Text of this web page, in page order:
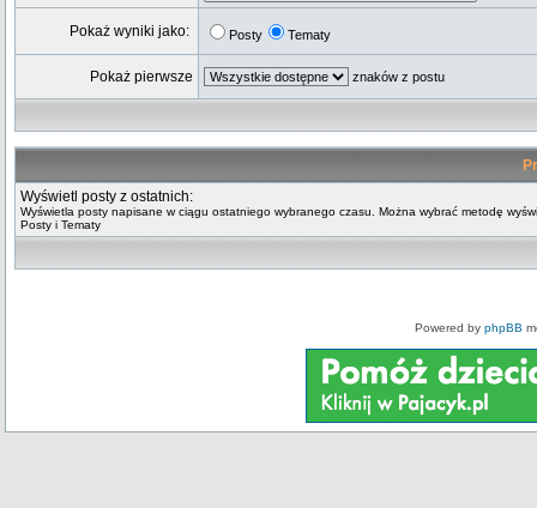
Pokaż wyniki jako: Posty Tematy
Pokaż pierwsze znaków z postu
Wyświetl posty z ostatnich:
Wyświetla posty napisane w ciągu ostatniego wybranego czasu. Można wybrać metodę
Posty i Tematy
Powered by phpBB